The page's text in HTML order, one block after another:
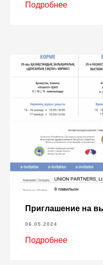
Подробнее
Приглашение на
06.05.2024
Подробнее